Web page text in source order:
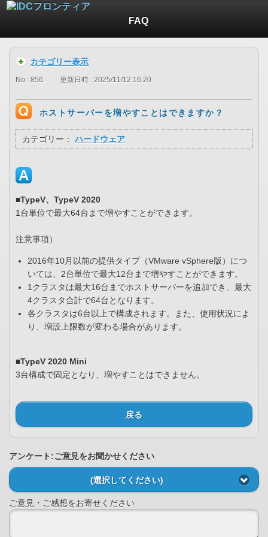
FAQ
カテゴリー表示
No : 856 更新日時 : 2025/11/12 16:20
ホストサーバーを増やすことはできますか？
カテゴリー： ハードウェア
■TypeV、TypeV 2020
1台単位で最大64台まで増やすことができます。
注意事項）
2016年10月以前の提供タイプ（VMware vSphere版）につ
いては、2台単位で最大12台まで増やすことができます。
1クラスタは最大16台までホストサーバーを追加でき、最大
4クラスタ合計で64台となります。
各クラスタは6台以上で構成されます。また、使用状況によ
り、増設上限数が変わる場合があります。
■TypeV 2020 Mini
3台構成で固定となり、増やすことはできません。
戻る
アンケート:ご意見をお聞かせください
(選択してください)
ご意見・ご感想をお寄せください